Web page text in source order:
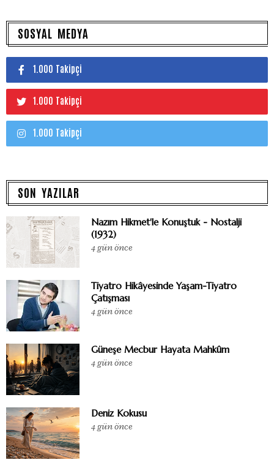
SOSYAL MEDYA
1.000 Takipçi
1.000 Takipçi
1.000 Takipçi
SON YAZILAR
Nazım Hikmet'le Konuştuk - Nostalji
(1932)
4 gün önce
Tiyatro Hikâyesinde Yaşam-Tiyatro
Çatışması
4 gün önce
Güneşe Mecbur Hayata Mahkûm
4 gün önce
Deniz Kokusu
4 gün önce